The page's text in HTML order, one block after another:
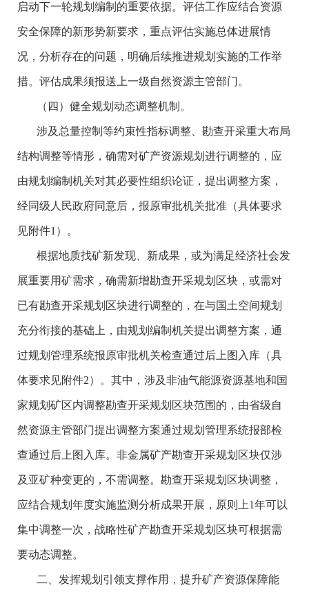
启动下一轮规划编制的重要依据。评估工作应结合资源
安全保障的新形势新要求，重点评估实施总体进展情
况，分析存在的问题，明确后续推进规划实施的工作举
措。评估成果须报送上一级自然资源主管部门。
（四）健全规划动态调整机制。
涉及总量控制等约束性指标调整、勘查开采重大布局
结构调整等情形，确需对矿产资源规划进行调整的，应
由规划编制机关对其必要性组织论证，提出调整方案，
经同级人民政府同意后，报原审批机关批准（具体要求
见附件1）。
根据地质找矿新发现、新成果，或为满足经济社会发
展重要用矿需求，确需新增勘查开采规划区块，或需对
已有勘查开采规划区块进行调整的，在与国土空间规划
充分衔接的基础上，由规划编制机关提出调整方案，通
过规划管理系统报原审批机关检查通过后上图入库（具
体要求见附件2）。其中，涉及非油气能源资源基地和国
家规划矿区内调整勘查开采规划区块范围的，由省级自
然资源主管部门提出调整方案通过规划管理系统报部检
查通过后上图入库。非金属矿产勘查开采规划区块仅涉
及亚矿种变更的，不需调整。勘查开采规划区块调整，
应结合规划年度实施监测分析成果开展，原则上1年可以
集中调整一次，战略性矿产勘查开采规划区块可根据需
要动态调整。
二、发挥规划引领支撑作用，提升矿产资源保障能